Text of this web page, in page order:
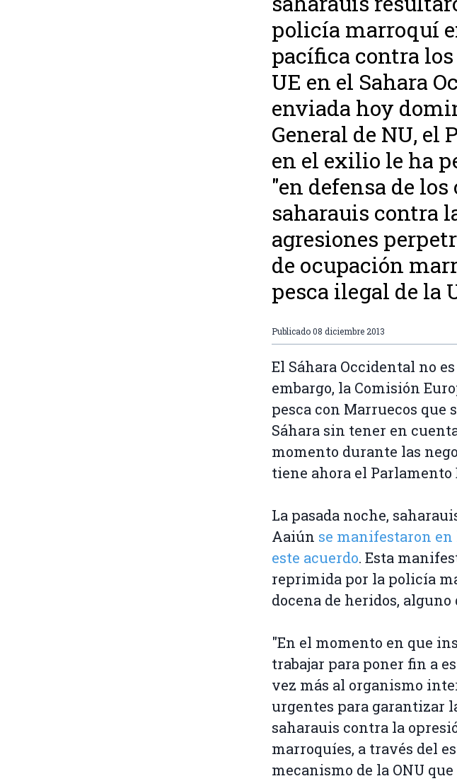
policía marroquí
pacífica contra los
UE en el Sahara
enviada hoy
General de NU, el
en el exilio le ha
"en defensa de
saharauis contra
agresiones
de ocupación
pesca ilegal de la
Publicado08 diciembre 2013
El Sáhara Occidental no
embargo, la Comisión
pesca con Marruecos que
Sáhara sin tener en
momento durante las
tiene ahora el Parlamento
La pasada noche,
Aaiún se manifestaron
este acuerdo. Esta
reprimida por la policía
docena de heridos, alguno
"En el momento en que
trabajar para poner fin a
vez más al organismo
urgentes para garantizar
saharauis contra la
marroquíes, a través del
mecanismo de la ONU